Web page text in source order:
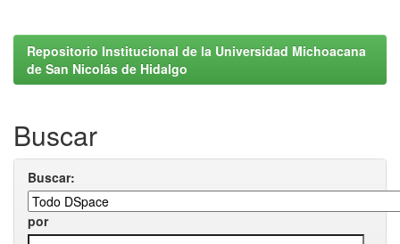
Repositorio Institucional de la Universidad Michoacana
de San Nicolás de Hidalgo
Buscar
Buscar:
por